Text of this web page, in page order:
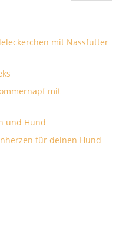
mit Nassfutter
mit
und Hund
für deinen Hund